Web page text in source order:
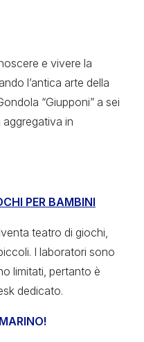
e vivere la
l’antica arte della
“Giupponi” a sei
aggregativa in
PER BAMBINI
teatro di giochi,
I laboratori sono
limitati, pertanto è
dedicato.